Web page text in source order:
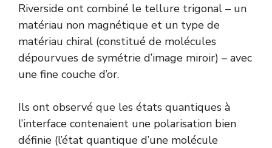
Riverside ont combiné le tellure trigonal – un
matériau non magnétique et un type de
matériau chiral (constitué de molécules
dépourvues de symétrie d’image miroir) – avec
une fine couche d’or.
Ils ont observé que les états quantiques à
l’interface contenaient une polarisation bien
définie (l’état quantique d’une molécule